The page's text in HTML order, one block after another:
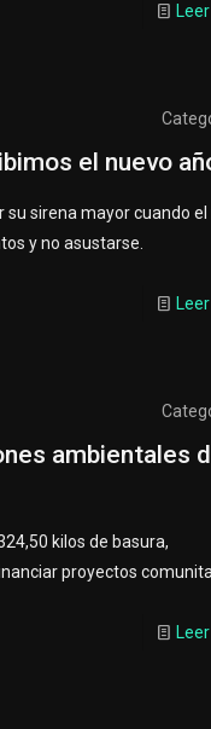
el nuevo
sirena mayor cuando el
y no asustarse.
ambientales
kilos de basura,
proyectos